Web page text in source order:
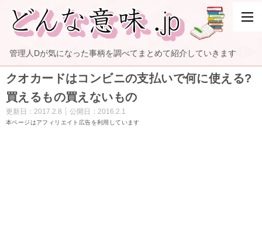
管理人Dが気になった事柄を調べてまとめて紹介していきます
クオカードはコンビニの支払いで何に使える?
買えるもの買えないもの
更新日： 2017.2.8 公開日： 2016.2.1
本ページはアフィリエイト広告を利用しています